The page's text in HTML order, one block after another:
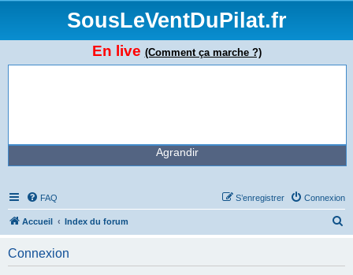
SousLeVentDuPilat.fr
En live (Comment ça marche ?)
Agrandir
FAQ Connexion
S’enregistrer
Accueil Index du forum
Connexion